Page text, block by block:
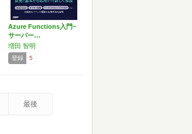
Azure Functions入門~
サーバー…
増田 智明
登録 5
最後